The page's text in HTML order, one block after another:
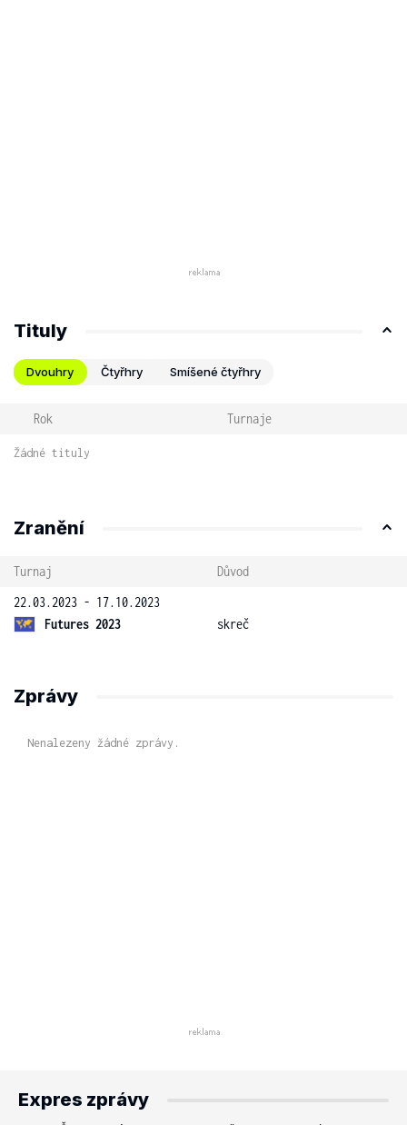
Tituly
Dvouhry Čtyřhry Smíšené čtyřhry
Rok Turnaje
Žádné tituly
Zranění
Turnaj
Důvod
22.03.2023 - 17.10.2023
Futures 2023
skreč
Zprávy
Nenalezeny žádné zprávy.
Expres zprávy